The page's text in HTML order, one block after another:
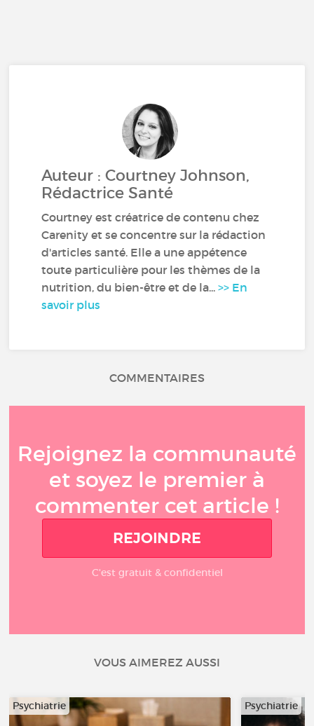
Auteur : Courtney Johnson,
Rédactrice Santé
Courtney est créatrice de contenu chez
Carenity et se concentre sur la rédaction
d'articles santé. Elle a une appétence
toute particulière pour les thèmes de la
nutrition, du bien-être et de la...>> En
savoir plus
COMMENTAIRES
Rejoignez la communauté
et soyez le premier à
commenter cet article !
REJOINDRE
C'est gratuit & confidentiel
VOUS AIMEREZ AUSSI
Psychiatrie Psychiatrie